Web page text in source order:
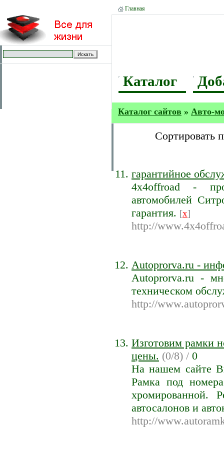
Главная
Каталог
Каталог сайтов » Авто-
Сортировать
гарантийное
4x4offroad -
автомобилей
гарантия. [x]
http://
Autoprorva.ru -
Autoprorva.ru -
техническом
http://
Изготовим рамки
цены. (0/8) / 0
На нашем сайте
Рамка под
хромированной.
автосалонов и
http://